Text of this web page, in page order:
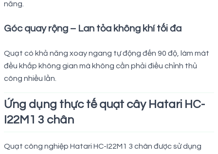
năng.
Góc quay rộng – Lan tỏa không khí tối đa
Quạt có khả năng xoay ngang tự động đến 90 độ, làm mát
đều khắp không gian mà không cần phải điều chỉnh thủ
công nhiều lần.
Ứng dụng thực tế quạt cây Hatari HC-
I22M1 3 chân
Quạt công nghiệp Hatari HC-I22M1 3 chân được sử dụng